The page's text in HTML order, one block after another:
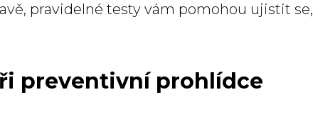
pravidelné testy vám pomohou ujistit se,
preventivní prohlídce